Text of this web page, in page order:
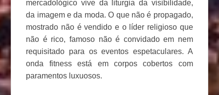
mercadológico vive da liturgia da visibilidade,
da imagem e da moda. O que não é propagado,
mostrado não é vendido e o líder religioso que
não é rico, famoso não é convidado em nem
requisitado para os eventos espetaculares. A
onda fitness está em corpos cobertos com
paramentos luxuosos.